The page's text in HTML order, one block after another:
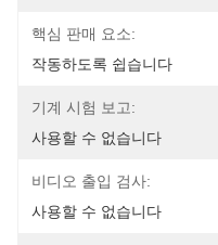
핵심 판매 요소:
작동하도록 쉽습니다
기계 시험 보고:
사용할 수 없습니다
비디오 출입 검사:
사용할 수 없습니다